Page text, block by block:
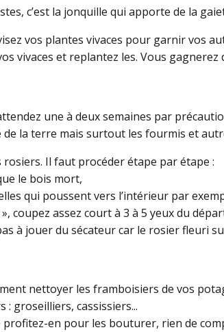
c’est la jonquille qui apporte de la
vos plantes vivaces pour garnir vos
vivaces et replantez les. Vous
une à deux semaines par
la terre mais surtout les fourmis et
rosiers. Il faut procéder étape par étape :
le bois mort,
qui poussent vers l’intérieur par
coupez assez court à 3 à 5 yeux du
à jouer du sécateur car le rosier fleuri
nettoyer les framboisiers de vos
groseilliers, cassissiers...
profitez-en pour les bouturer, rien de